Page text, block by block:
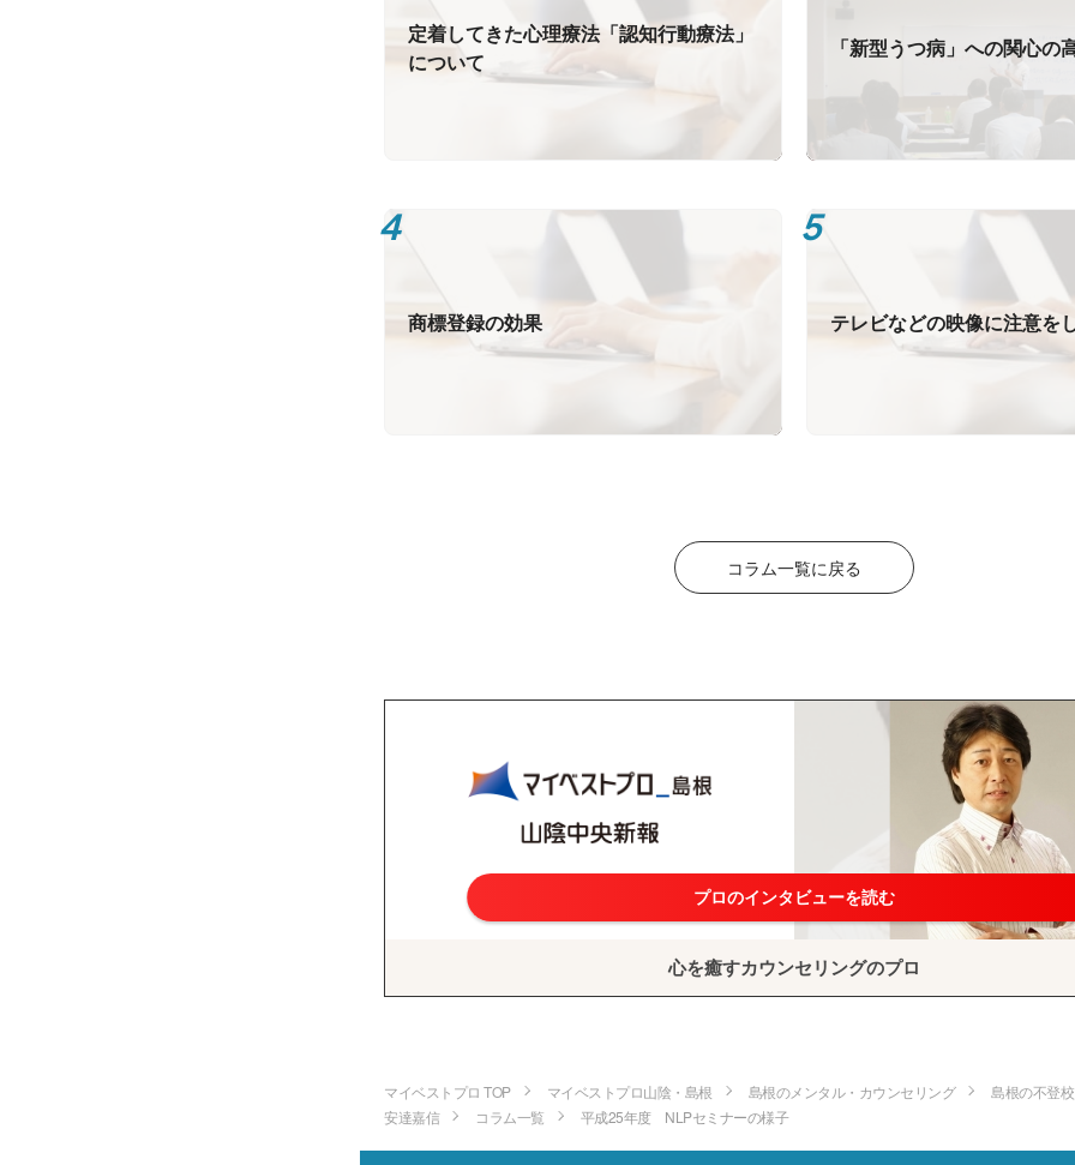
定着してきた心理療法「認知行動療法」
について
「新型うつ病」への関心の
商標登録の効果 テレビなどの映像に注意を
コラム一覧に戻る
プロのインタビューを読む
心を癒すカウンセリングのプロ
マイベストプロ TOP マイベストプロ山陰・島根 島根のメンタル・カウンセリング
島根の不登
安達嘉信
コラム一覧 平成25年度 NLPセミナーの様子